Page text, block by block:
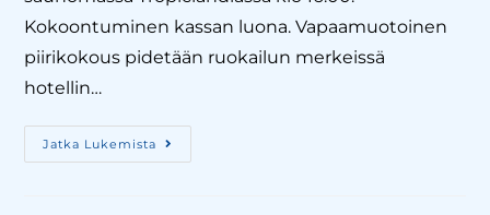
Kokoontuminen kassan luona. Vapaamuotoinen
piirikokous pidetään ruokailun merkeissä
hotellin…
Jatka Lukemista